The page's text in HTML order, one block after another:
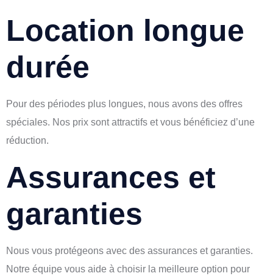
Location longue
durée
Pour des périodes plus longues, nous avons des offres
spéciales. Nos prix sont attractifs et vous bénéficiez d’une
réduction.
Assurances et
garanties
Nous vous protégeons avec des assurances et garanties.
Notre équipe vous aide à choisir la meilleure option pour